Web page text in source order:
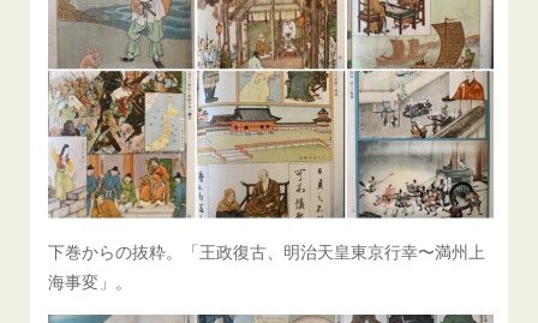
下巻からの抜粋。「王政復古、明治天皇東京行幸〜満州上
海事変」。